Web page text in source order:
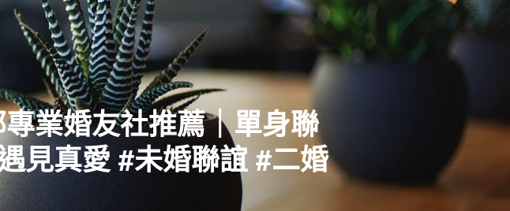
業婚友社推薦｜單身聯
見真愛 #未婚聯誼 #二婚